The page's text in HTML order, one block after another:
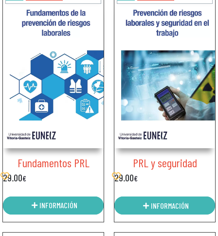
Fundamentos PRL
29.00€
INFORMACIÓN
PRL y seguridad
29.00€
INFORMACIÓN